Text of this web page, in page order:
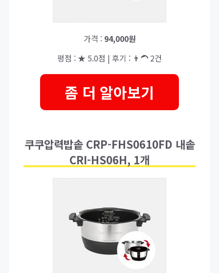
가격 : 94,000원
평점 : ★ 5.0점 | 후기 : 👨‍🦱 2건
좀 더 알아보기
쿠쿠압력밥솥 CRP-FHS0610FD 내솥
CRI-HS06H, 1개